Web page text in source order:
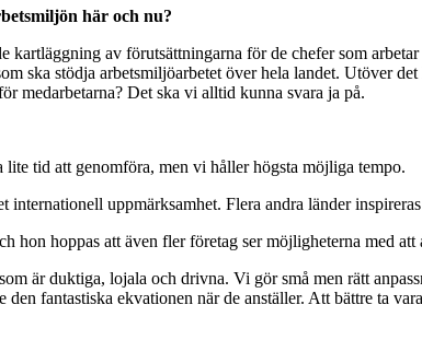
här och nu?
av förutsättningarna för de chefer som
ska stödja arbetsmiljöarbetet över hela landet. Utöver
medarbetarna? Det ska vi alltid kunna svara ja på.
tid att genomföra, men vi håller högsta möjliga tempo.
internationell uppmärksamhet. Flera andra länder
hon hoppas att även fler företag ser möjligheterna med att
är duktiga, lojala och drivna. Vi gör små men rätt
fantastiska ekvationen när de anställer. Att bättre ta